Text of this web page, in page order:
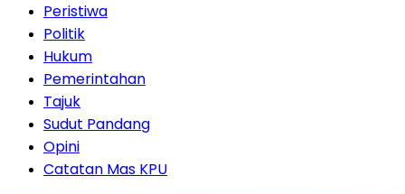
Peristiwa
Politik
Hukum
Pemerintahan
Tajuk
Sudut Pandang
Opini
Catatan Mas KPU